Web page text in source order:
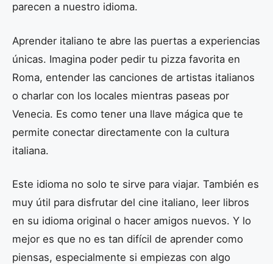
parecen a nuestro idioma.
Aprender italiano te abre las puertas a experiencias
únicas. Imagina poder pedir tu pizza favorita en
Roma, entender las canciones de artistas italianos
o charlar con los locales mientras paseas por
Venecia. Es como tener una llave mágica que te
permite conectar directamente con la cultura
italiana.
Este idioma no solo te sirve para viajar. También es
muy útil para disfrutar del cine italiano, leer libros
en su idioma original o hacer amigos nuevos. Y lo
mejor es que no es tan difícil de aprender como
piensas, especialmente si empiezas con algo